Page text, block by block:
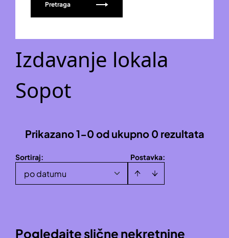
Pretraga
Izdavanje lokala
Sopot
Prikazano 1-0 od ukupno 0 rezultata
Postavka:
Sortiraj:
po datumu
Pogledajte slične nekretnine